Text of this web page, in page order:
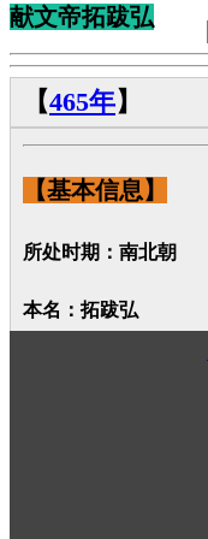
献文帝拓跋弘
【465年】
【基本信息】
所处时期：南北朝
本名：拓跋弘